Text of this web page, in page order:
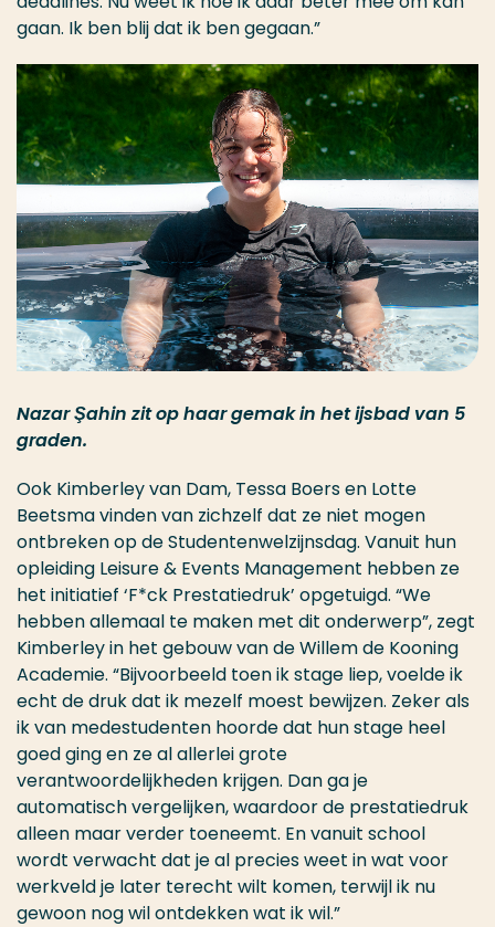
gaan. Ik ben blij dat ik ben gegaan.”
NazarŞahin zit op haar gemak in het ijsbad van 5
graden.
Ook Kimberley van Dam, Tessa Boers en Lotte
Beetsma vinden van zichzelf dat ze niet mogen
ontbreken op de Studentenwelzijnsdag. Vanuit hun
opleiding Leisure & Events Management hebben ze
het initiatief ‘F*ck Prestatiedruk’ opgetuigd. “We
hebben allemaal te maken met dit onderwerp”, zegt
Kimberley in het gebouw van de Willem de Kooning
Academie. “Bijvoorbeeld toen ik stage liep, voelde ik
echt de druk dat ik mezelf moest bewijzen. Zeker als
ik van medestudenten hoorde dat hun stage heel
goed ging en ze al allerlei grote
verantwoordelijkheden krijgen. Dan ga je
automatisch vergelijken, waardoor de prestatiedruk
alleen maar verder toeneemt. En vanuit school
wordt verwacht dat je al precies weet in wat voor
werkveld je later terecht wilt komen, terwijl ik nu
gewoon nog wil ontdekken wat ik wil.”